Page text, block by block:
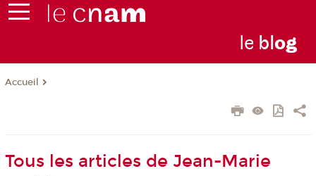
le blog
Accueil
Tous les articles de Jean-Marie